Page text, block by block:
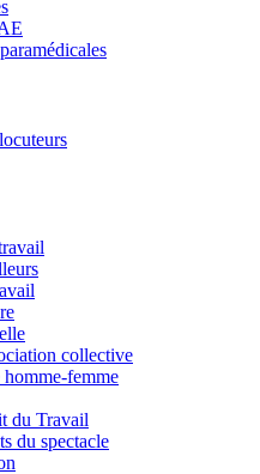
collective
femme
du Travail
du spectacle